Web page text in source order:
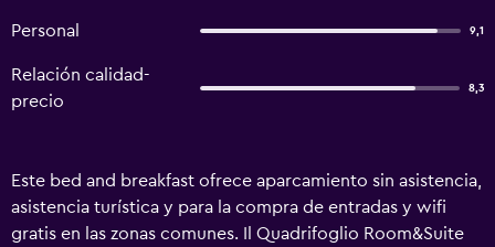
Personal 9,1
Relación calidad-
precio
8,3
Este bed and breakfast ofrece aparcamiento sin asistencia,
asistencia turística y para la compra de entradas y wifi
gratis en las zonas comunes. Il Quadrifoglio Room&Suite